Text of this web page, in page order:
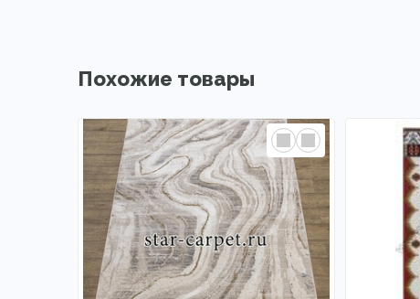
Похожие товары